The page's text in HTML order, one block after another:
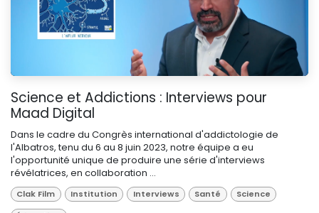
Science et Addictions : Interviews pour
Maad Digital
Dans le cadre du Congrès international d'addictologie de
l'Albatros, tenu du 6 au 8 juin 2023, notre équipe a eu
l'opportunité unique de produire une série d'interviews
révélatrices, en collaboration ...
Clak Film Institution Interviews Santé
Science